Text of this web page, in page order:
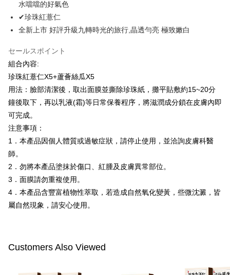
説明
一、 AFTEE代金後払いについて
1.お支払い方法でAFTEE代金後払いを選択すると、携帯電話認証ウィンド
2.SMSで認証してお支払い手続を進めてください。
3.注文するときのお支払いは不要です。商品はご指定の住所に配送されま
4.ご注文が完了すると、携帯に支払い通知のSMSが届きます。アプリ会員
の場合は、AFTEE アプリプッシュ通知が届きます。
5.商品受け取り時のお支払いは不要です。商品を確かめてから、SMSまた
はアプリの通知に従って、4大コンビニ、またはATM/オンラインバンキン
グでお支払いください。
代金納付期限は最短で 14 日以内ですので、ご注意ください。AFTEE アプ
リをダウンロードして AFTEE 会員になるとお支払い期限を最長 45 日以内
まで延長できます。
とに計算されます。AFTEEで注文すると、商品を受け取るまで支払い期限
を延長できますが、商品を期限内に受け取れない場合があります（例：予
約商品や商品到着日が比較的遅い商品）。そのため、商品到着の有無に関
わらず、AFTEEで指定された期限内にお支払いください。
き、限度額が設定されます。
ATM払い
配送方法
全家付款取貨
配送毎にNT$100、NT$600以上で送料無料
付款後全家取貨
配送毎にNT$100、NT$600以上で送料無料
萊爾富取貨付款
配送毎にNT$100、NT$600以上で送料無料
付款後萊爾富取貨
7-11付款取貨
配送毎にNT$100、NT$600以上で送料無料
水噹噹的好氣色
✔珍珠紅薏仁
全新上市 好評升級九轉時光的旅行,晶透勻亮 極致嫩白
セールスポイント
組合內容:
珍珠紅薏仁X5+蘆薈絲瓜X5
用法：臉部清潔後，取出面膜並撕除珍珠紙，攤平貼敷約15~20分
鐘後取下，再以乳液(霜)等日常保養程序，將滋潤成分鎖在皮膚內即
可完成。
注意事項：
1．本產品因個人體質或過敏症狀，請停止使用，並洽詢皮膚科醫
師。
2．勿將本產品塗抹於傷口、紅腫及皮膚異常部位。
3．面膜請勿重複使用。
4．本產品含豐富植物性萃取，若造成自然氧化變黃，些微沈澱，皆
屬自然現象，請安心使用。
Customers Also Viewed